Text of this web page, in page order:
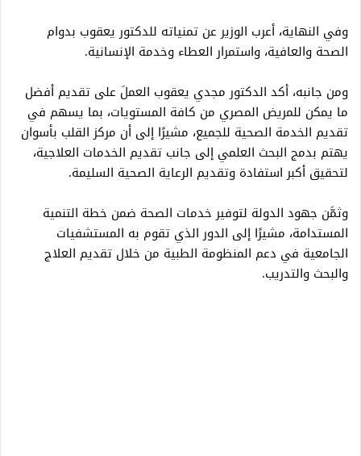
وفي النهاية، أعرب الوزير عن تمنياته للدكتور يعقوب بدوام
الصحة والعافية، واستمرار العطاء وخدمة الإنسانية.
ومن جانبه، أكد الدكتور مجدي يعقوب العملَ على تقديم أفضل
ما يمكن للمريض المصري من كافة المستويات، بما يسهم في
تقديم الخدمة الصحية للجميع، مشيرًا إلى أن مركز القلب بأسوان
يهتم بدمج البحث العلمي إلى جانب تقديم الخدمات العلاجية،
لتحقيق أكبر استفادة وتقديم الرعاية الصحية السليمة.
وثمَّن جهود الدولة لتوفير خدمات الصحة ضمن خطة التنمية
المستدامة، مشيرًا إلى الدور الذي تقوم به المستشفيات
الجامعية في دعم المنظومة الطبية من خلال تقديم العلاج
والبحث والتدريب.